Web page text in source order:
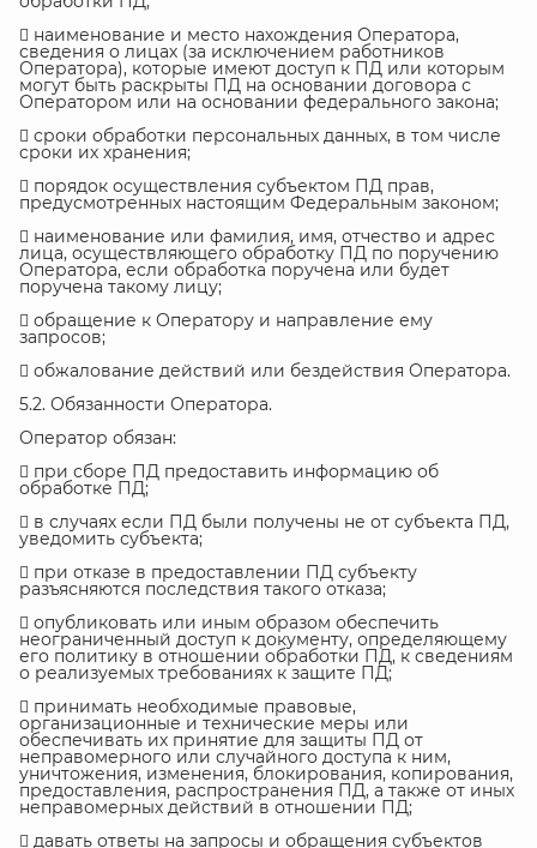
 наименование и место нахождения Оператора,
сведения о лицах (за исключением работников
Оператора), которые имеют доступ к ПД или которым
могут быть раскрыты ПД на основании договора с
Оператором или на основании федерального закона;
 сроки обработки персональных данных, в том числе
сроки их хранения;
 порядок осуществления субъектом ПД прав,
предусмотренных настоящим Федеральным законом;
 наименование или фамилия, имя, отчество и адрес
лица, осуществляющего обработку ПД по поручению
Оператора, если обработка поручена или будет
поручена такому лицу;
 обращение к Оператору и направление ему
запросов;
 обжалование действий или бездействия Оператора.
5.2. Обязанности Оператора.
Оператор обязан:
 при сборе ПД предоставить информацию об
обработке ПД;
 в случаях если ПД были получены не от субъекта ПД,
уведомить субъекта;
 при отказе в предоставлении ПД субъекту
разъясняются последствия такого отказа;
 опубликовать или иным образом обеспечить
неограниченный доступ к документу, определяющему
его политику в отношении обработки ПД, к сведениям
о реализуемых требованиях к защите ПД;
 принимать необходимые правовые,
организационные и технические меры или
обеспечивать их принятие для защиты ПД от
неправомерного или случайного доступа к ним,
уничтожения, изменения, блокирования, копирования,
предоставления, распространения ПД, а также от иных
неправомерных действий в отношении ПД;
 давать ответы на запросы и обращения субъектов